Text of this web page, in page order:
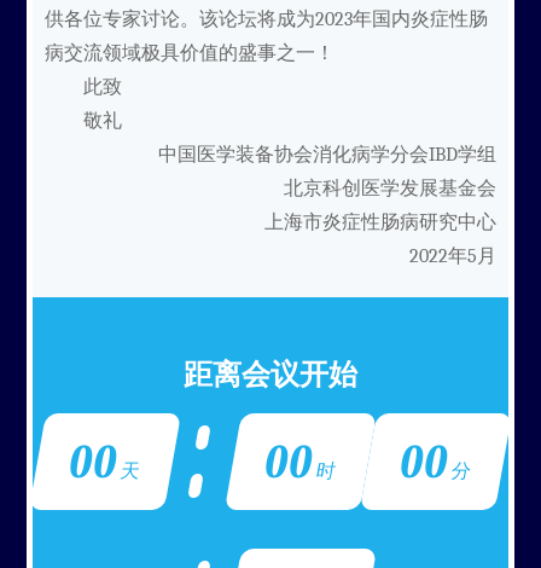
供各位专家讨论。该论坛将成为2023年国内炎症性肠
病交流领域极具价值的盛事之一！
此致
敬礼
中国医学装备协会消化病学分会IBD学组
北京科创医学发展基金会
上海市炎症性肠病研究中心
2022年5月
距离会议开始
00天 00时 00分